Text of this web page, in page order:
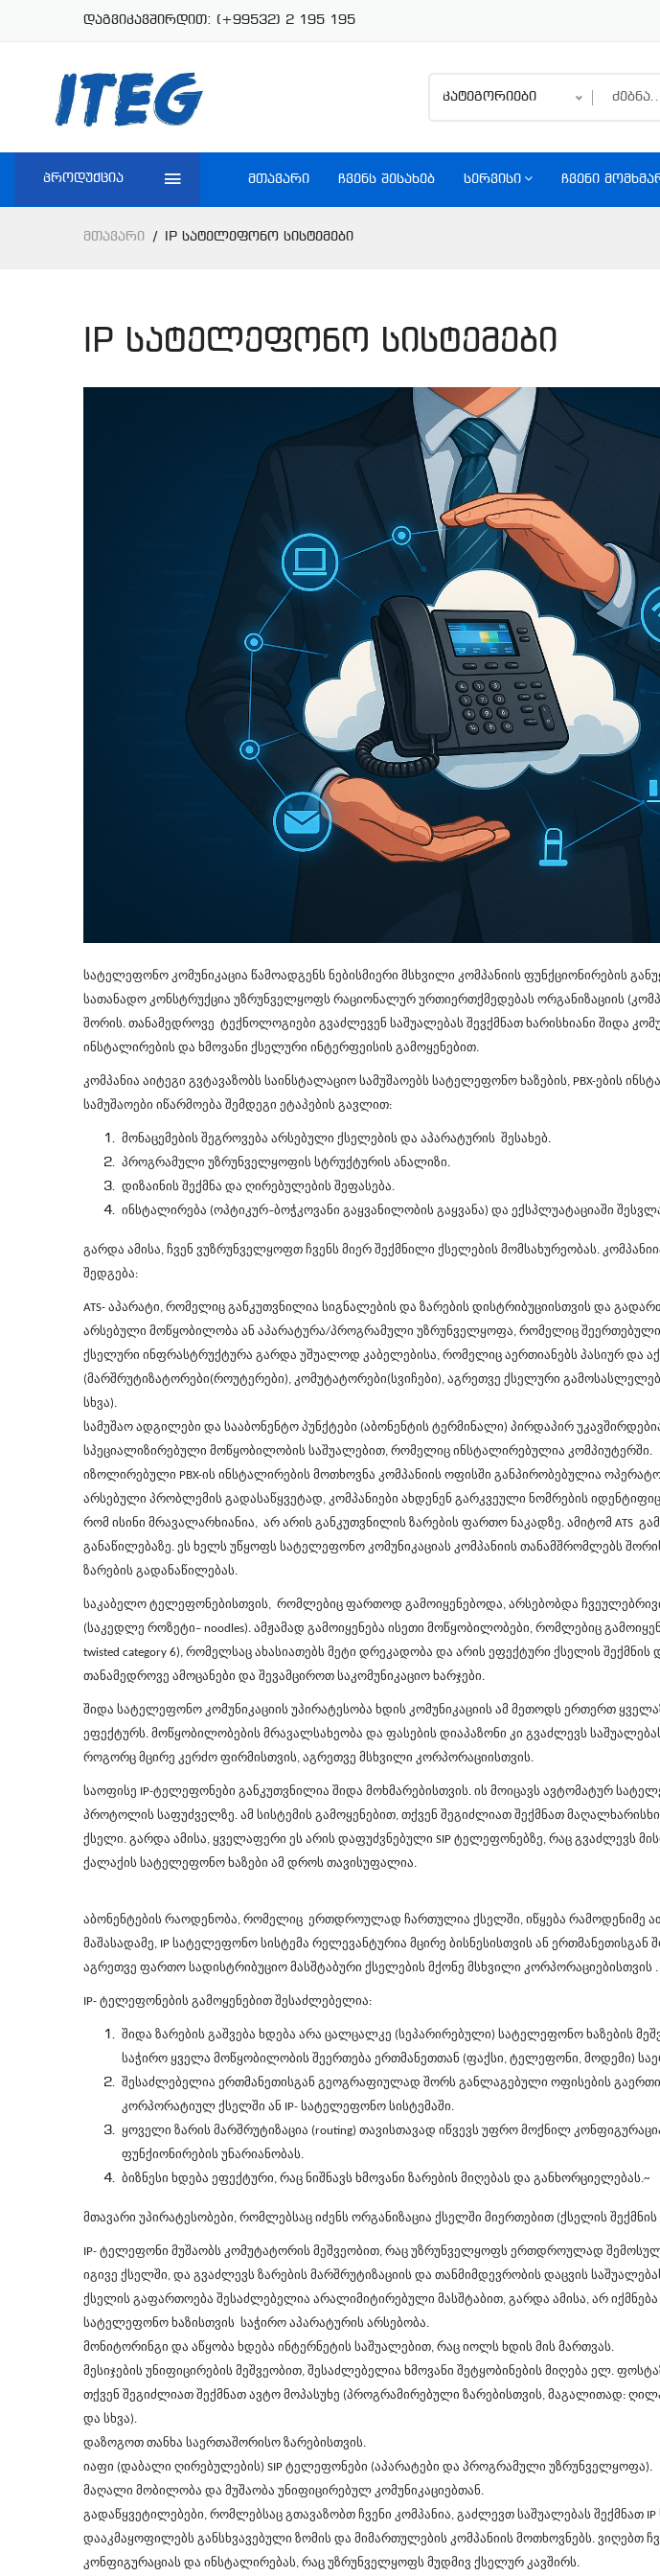
დაგვიკავშირდით: (+99532) 2 195 195
კატეგორიები
პროდუქცია ᲛᲗᲐᲕᲐᲠᲘ ᲩᲕᲔᲜᲡ ᲨᲔᲡᲐᲮᲔᲑ ᲡᲔᲠᲕᲘᲡᲘ ᲩᲕᲔᲜᲘ
Მთავარი IP Სატელეფონო Სისტემები
IP სატელეფონო სისტემები
სატელეფონო კომუნიკაცია წამოადგენს ნებისმიერი მსხვილი კომპანიის ფუნქციონირების
სათანადო კონსტრუქცია უზრუნველყოფს რაციონალურ ურთიერთქმედებას ორგანიზაციის
შორის. თანამედროვე ტექნოლოგიები გვაძლევენ საშუალებას შევქმნათ ხარისხიანი შიდა
ინსტალირების და ხმოვანი ქსელური ინტერფეისის გამოყენებით.
კომპანია აიტეგი გვტავაზობს საინსტალაციო სამუშაოებს სატელეფონო ხაზების, PBX-ების
სამუშაოები იწარმოება შემდეგი ეტაპების გავლით:
მონაცემების შეგროვება არსებული ქსელების და აპარატურის შესახებ.
პროგრამული უზრუნველყოფის სტრუქტურის ანალიზი.
დიზაინის შექმნა და ღირებულების შეფასება.
ინსტალირება (ოპტიკურ–ბოჭკოვანი გაყვანილობის გაყვანა) და ექსპლუატაციაში
გარდა ამისა, ჩვენ ვუზრუნველყოფთ ჩვენს მიერ შექმნილი ქსელების მომსახურეობას.
შედგება:
ATS- აპარატი, რომელიც განკუთვნილია სიგნალების და ზარების დისტრიბუციისთვის და
არსებული მოწყობილობა ან აპარატურა/პროგრამული უზრუნველყოფა, რომელიც
ქსელური ინფრასტრუქტურა გარდა უშუალოდ კაბელებისა, რომელიც აერთიანებს პასიურ და
(მარშრუტიზატორები(როუტერები), კომუტატორები(სვიჩები), აგრეთვე ქსელური
სხვა).
სამუშაო ადგილები და სააბონენტო პუნქტები (აბონენტის ტერმინალი) პირდაპირ
სპეციალიზირებული მოწყობილობის საშუალებით, რომელიც ინსტალირებულია კომპიუტერში.
იზოლირებული PBX-ის ინსტალირების მოთხოვნა კომპანიის ოფისში განპირობებულია
არსებული პრობლემის გადასაწყვეტად, კომპანიები ახდენენ გარკვეული ნომრების
რომ ისინი მრავალარხიანია, არ არის განკუთვნილის ზარების ფართო ნაკადზე. ამიტომ ATS
განაწილებაზე. ეს ხელს უწყოფს სატელეფონო კომუნიკაციას კომპანიის თანამშრომლებს
ზარების გადანაწილებას.
საკაბელო ტელეფონებისთვის, რომლებიც ფართოდ გამოიყენებოდა, არსებობდა ჩვეულებრივი
(საკედლე როზეტი– noodles). ამჟამად გამოიყენება ისეთი მოწყობილობები, რომლებიც
twisted category 6), რომელსაც ახასიათებს მეტი დრეკადობა და არის ეფექტური ქსელის
თანამედროვე ამოცანები და შევამციროთ საკომუნიკაციო ხარჯები.
შიდა სატელეფონო კომუნიკაციის უპირატესობა ხდის კომუნიკაციის ამ მეთოდს ერთერთ
ეფექტურს. მოწყობილობების მრავალსახეობა და ფასების დიაპაზონი კი გვაძლევს
როგორც მცირე კერძო ფირმისთვის, აგრეთვე მსხვილი კორპორაციისთვის.
საოფისე IP-ტელეფონები განკუთვნილია შიდა მოხმარებისთვის. ის მოიცავს ავტომატურ
პროტოლის საფუძველზე. ამ სისტემის გამოყენებით, თქვენ შეგიძლიათ შექმნათ
ქსელი. გარდა ამისა, ყველაფერი ეს არის დაფუძვნებული SIP ტელეფონებზე, რაც გვაძლევს
ქალაქის სატელეფონო ხაზები ამ დროს თავისუფალია.
აბონენტების რაოდენობა, რომელიც ერთდროულად ჩართულია ქსელში, იწყება რამოდენიმე
მაშასადამე,
IP სატელეფონო სისტემა რელევანტურია მცირე ბისნესისთვის ან
აგრეთვე ფართო სადისტრიბუციო მასშტაბური ქსელების მქონე მსხვილი კორპორაციებისთვის .
IP- ტელეფონების გამოყენებით შესაძლებელია:
შიდა ზარების გაშვება ხდება არა ცალცალკე (სეპარირებული) სატელეფონო ხაზების
საჭირო ყველა მოწყობილობის შეერთება ერთმანეთთან (ფაქსი, ტელეფონი, მოდემი)
შესაძლებელია ერთმანეთისგან გეოგრაფიულად შორს განლაგებული ოფისების
კორპორატიულ ქსელში ან
IP- სატელეფონო სისტემაში.
ყოველი ზარის მარშრუტიზაცია (routing) თავისთავად იწვევს უფრო მოქნილ
ფუნქიონირების უნარიანობას.
ბიზნესი ხდება ეფექტური, რაც ნიშნავს ხმოვანი ზარების მიღებას და განხორციელებას.~
მთავარი უპირატესობები, რომლებსაც იძენს ორგანიზაცია ქსელში მიერთებით (ქსელის შექმნის
IP- ტელეფონი მუშაობს კომუტატორის მეშვეობით, რაც უზრუნველყოფს ერთდროულად შემოსული
იგივე ქსელში, და გვაძლევს ზარების მარშრუტიზაციის და თანმიმდევრობის დაცვის
ქსელის გაფართოება შესაძლებელია არალიმიტირებული მასშტაბით, გარდა ამისა, არ
სატელეფონო ხაზისთვის საჭირო აპარატურის არსებობა.
მონიტორინგი და აწყობა ხდება ინტერნეტის საშუალებით, რაც იოლს ხდის მის მართვას.
მესიჯების უნიფიცირების მეშვეობით, შესაძლებელია ხმოვანი შეტყობინების მიღება ელ.
თქვენ შეგიძლიათ შექმნათ ავტო მოპასუხე (პროგრამირებული ზარებისთვის, მაგალითად:
და სხვა).
დაზოგოთ თანხა საერთაშორისო ზარებისთვის.
იაფი (დაბალი ღირებულების) SIP ტელეფონები (აპარატები და პროგრამული უზრუნველყოფა).
მაღალი მობილობა და მუშაობა უნიფიცირებულ კომუნიკაციებთან.
გადაწყვეტილებები, რომლებსაც გთავაზობთ ჩვენი კომპანია, გაძლევთ საშუალებას შექმნათ
IP
დააკმაყოფილებს განსხვავებული ზომის და მიმართულების კომპანიის მოთხოვნებს. ვიღებთ
კონფიგურაციას და ინსტალირებას, რაც უზრუნველყოფს მუდმივ ქსელურ კავშირს.